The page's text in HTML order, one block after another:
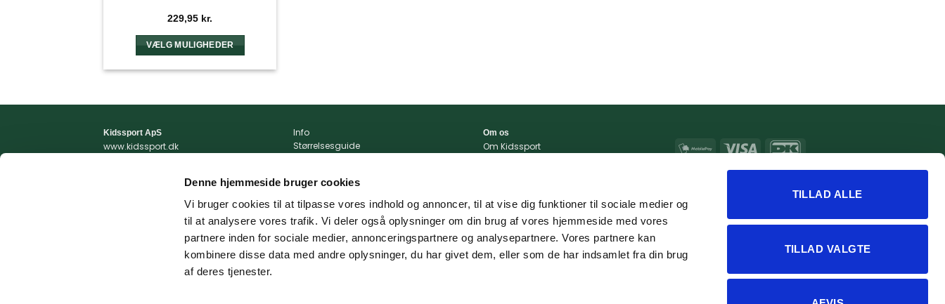
Denne hjemmeside bruger cookies
Vi bruger cookies til at tilpasse vores indhold og annoncer, til at vise dig funktioner til sociale medier og
til at analysere vores trafik. Vi deler også oplysninger om din brug af vores hjemmeside med vores
partnere inden for sociale medier, annonceringspartnere og analysepartnere. Vores partnere kan
kombinere disse data med andre oplysninger, du har givet dem, eller som de har indsamlet fra din brug
af deres tjenester.
TILLAD ALLE
TILLAD VALGTE
229,95 kr.
VÆLG MULIGHEDER
vælges
varesiden
Kidssport ApS
www.kidssport.dk
Info
Størrelsesguide
Min konto
Retur
Returportal
Fragt og levering
Om os
Om Kidssport
MobilePay Visa
MasterCardApple
Google